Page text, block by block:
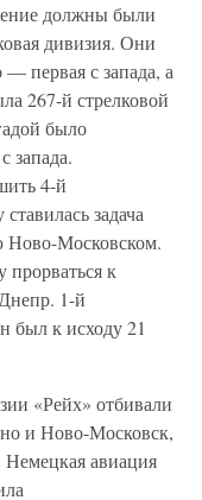
должны были
дивизия. Они
первая с запада, а
267-й стрелковой
было
запада.
4-й
задача
Ново-Московском.
прорваться к
1-й
был к исходу 21
«Рейх» отбивали
и Ново-Московск,
Немецкая авиация